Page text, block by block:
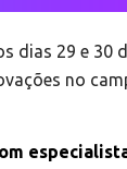
dias 29 e 30
no